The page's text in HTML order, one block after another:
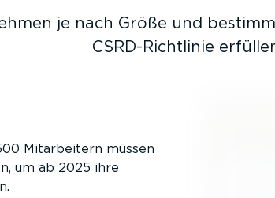
je nach Größe und
CSRD-­Richt­linie
Mitar­beitern müssen
um ab 2025 ihre